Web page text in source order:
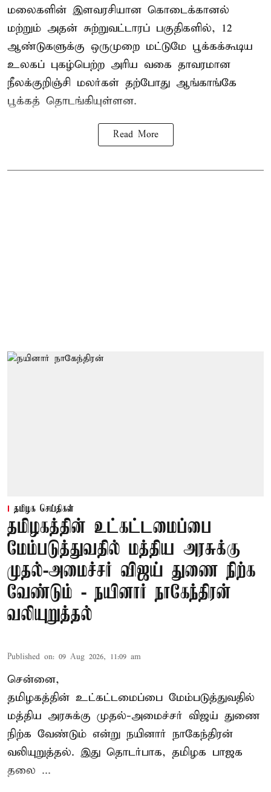
மலைகளின் இளவரசியான கொடைக்கானல்
மற்றும் அதன் சுற்றுவட்டாரப் பகுதிகளில், 12
ஆண்டுகளுக்கு ஒருமுறை மட்டுமே பூக்கக்கூடிய
உலகப் புகழ்பெற்ற அரிய வகை தாவரமான
நீலக்குறிஞ்சி மலர்கள் தற்போது ஆங்காங்கே
பூக்கத் தொடங்கியுள்ளன.
Read More
தமிழக செய்திகள்
தமிழகத்தின் உட்கட்டமைப்பை
மேம்படுத்துவதில் மத்திய அரசுக்கு
முதல்-அமைச்சர் விஜய் துணை நிற்க
வேண்டும் - நயினார் நாகேந்திரன்
வலியுறுத்தல்
Published on: 09 Aug 2026, 11:09 am
சென்னை,
தமிழகத்தின் உட்கட்டமைப்பை மேம்படுத்துவதில்
மத்திய அரசுக்கு முதல்-அமைச்சர் விஜய் துணை
நிற்க வேண்டும் என்று நயினார் நாகேந்திரன்
வலியுறுத்தல். இது தொடர்பாக, தமிழக பாஜக
தலை ...